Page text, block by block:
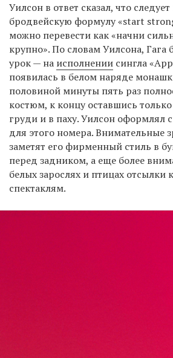
Уилсон в ответ сказал, что
бродвейскую формулу «start
можно перевести как «начни
крупно». По словам Уилсона, Гага
урок — на исполнении сингла
появилась в белом наряде
половиной минуты пять раз
костюм, к концу оставшись
груди и в паху. Уилсон оформлял
для этого номера. Внимательные
заметят его фирменный стиль в
перед задником, а еще более
белых зарослях и птицах отсылки
спектаклям.